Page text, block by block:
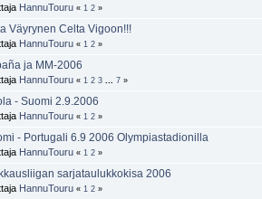
HannuTouru « 1 2 »
Väyrynen Celta Vigoon!!!
HannuTouru « 1 2 »
ja MM-2006
HannuTouru « 1 2 3 7 »
- Suomi 2.9.2006
HannuTouru « 1 2 »
- Portugali 6.9 2006 Olympiastadionilla
HannuTouru « 1 2 »
sarjataulukkokisa 2006
HannuTouru « 1 2 »